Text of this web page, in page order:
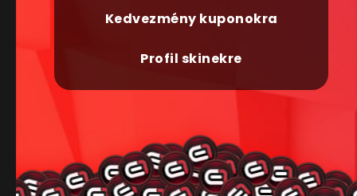
Kedvezmény kuponokra
Profil skinekre